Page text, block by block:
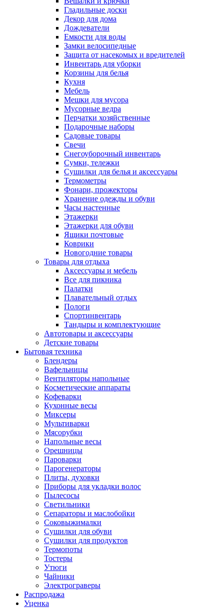
Гладильные доски
Декор для дома
Дождеватели
Емкости для воды
Замки велосипедные
Защита от насекомых и вредителей
Инвентарь для уборки
Корзины для белья
Кухня
Мебель
Мешки для мусора
Мусорные ведра
Перчатки хозяйственные
Подарочные наборы
Садовые товары
Свечи
Снегоуборочный инвентарь
Сумки, тележки
Сушилки для белья и аксессуары
Термометры
Фонари, прожекторы
Хранение одежды и обуви
Часы настенные
Этажерки
Этажерки для обуви
Ящики почтовые
Коврики
Новогодние товары
Товары для отдыха
Аксессуары и мебель
Все для пикника
Палатки
Плавательный отдых
Пологи
Спортинвентарь
Тандыры и комплектующие
Автотовары и аксессуары
Детские товары
Бытовая техника
Блендеры
Вафельницы
Вентиляторы напольные
Косметические аппараты
Кофеварки
Кухонные весы
Миксеры
Мультиварки
Мясорубки
Напольные весы
Орешницы
Пароварки
Парогенераторы
Плиты, духовки
Приборы для укладки волос
Пылесосы
Светильники
Сепараторы и маслобойки
Соковыжималки
Сушилки для обуви
Сушилки для продуктов
Термопоты
Тостеры
Утюги
Чайники
Электрограверы
Распродажа
Уценка